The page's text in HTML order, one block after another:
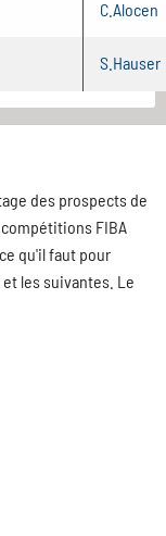
C.Alocen
S.Hauser
des prospects de
compétitions FIBA
qu'il faut pour
les suivantes. Le